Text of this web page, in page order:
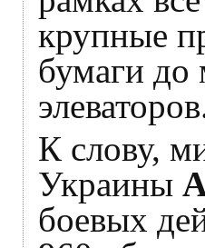
крупные
бумаги до
К слову,
Украины
боевых